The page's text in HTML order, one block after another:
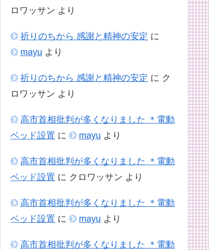
ロワッサン より
祈りのちから 感謝と精神の安定 に
mayu より
祈りのちから 感謝と精神の安定 に ク
ロワッサン より
高市首相批判が多くなりました ＊電動
ベッド設置 に mayu より
高市首相批判が多くなりました ＊電動
ベッド設置 に クロワッサン より
高市首相批判が多くなりました ＊電動
ベッド設置 に mayu より
高市首相批判が多くなりました ＊電動